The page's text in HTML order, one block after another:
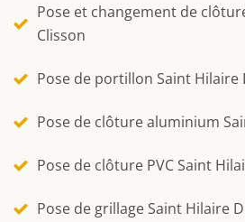
Pose et changement de
Clisson
Pose de portillon Saint Hilaire
Pose de clôture aluminium
Pose de clôture PVC Saint
Pose de grillage Saint Hilaire